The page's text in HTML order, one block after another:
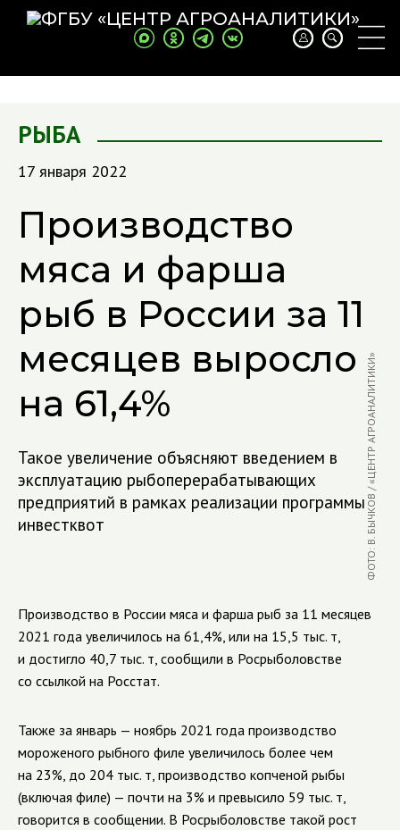
РЫБА
17 января 2022
Производство
мяса и фарша
рыб в России за 11
месяцев выросло
на 61,4%
Такое увеличение объясняют введением в
эксплуатацию рыбоперерабатывающих
предприятий в рамках реализации программы
инвестквот
ФОТО: В. БЫЧКОВ / «ЦЕНТР АГРОАНАЛИТИКИ»
Производство в России мяса и фарша рыб за 11 месяцев
2021 года увеличилось на 61,4%, или на 15,5 тыс. т,
и достигло 40,7 тыс. т, сообщили в Росрыболовстве
со ссылкой на Росстат.
Также за январь — ноябрь 2021 года производство
мороженого рыбного филе увеличилось более чем
на 23%, до 204 тыс. т, производство копченой рыбы
(включая филе) — почти на 3% и превысило 59 тыс. т,
говорится в сообщении. В Росрыболовстве такой рост